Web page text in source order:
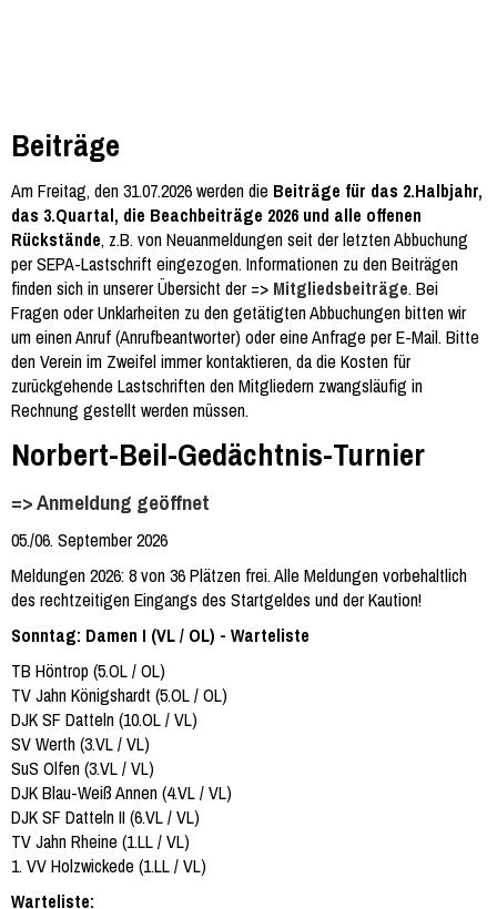
Beiträge
Am Freitag, den 31.07.2026 werden die Beiträge für das 2.Halbjahr,
das 3.Quartal, die Beachbeiträge 2026 und alle offenen
Rückstände, z.B. von Neuanmeldungen seit der letzten Abbuchung
per SEPA-Lastschrift eingezogen. Informationen zu den Beiträgen
finden sich in unserer Übersicht der => Mitgliedsbeiträge. Bei
Fragen oder Unklarheiten zu den getätigten Abbuchungen bitten wir
um einen Anruf (Anrufbeantworter) oder eine Anfrage per E-Mail. Bitte
den Verein im Zweifel immer kontaktieren, da die Kosten für
zurückgehende Lastschriften den Mitgliedern zwangsläufig in
Rechnung gestellt werden müssen.
Norbert-Beil-Gedächtnis-Turnier
=> Anmeldung geöffnet
05./06. September 2026
Meldungen 2026: 8 von 36 Plätzen frei. Alle Meldungen vorbehaltlich
des rechtzeitigen Eingangs des Startgeldes und der Kaution!
Sonntag: Damen I (VL / OL) - Warteliste
TB Höntrop (5.OL / OL)
TV Jahn Königshardt (5.OL / OL)
DJK SF Datteln (10.OL / VL)
SV Werth (3.VL / VL)
SuS Olfen (3.VL / VL)
DJK Blau-Weiß Annen (4.VL / VL)
DJK SF Datteln II (6.VL / VL)
TV Jahn Rheine (1.LL / VL)
1. VV Holzwickede (1.LL / VL)
Warteliste: